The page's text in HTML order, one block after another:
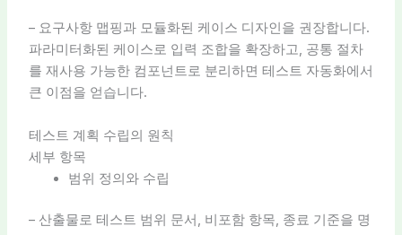
– 요구사항 맵핑과 모듈화된 케이스 디자인을 권장합니다.
파라미터화된 케이스로 입력 조합을 확장하고, 공통 절차
를 재사용 가능한 컴포넌트로 분리하면 테스트 자동화에서
큰 이점을 얻습니다.
테스트 계획 수립의 원칙
세부 항목
범위 정의와 수립
– 산출물로 테스트 범위 문서, 비포함 항목, 종료 기준을 명